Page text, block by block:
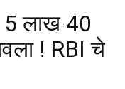
लाख 40
! RBI चे